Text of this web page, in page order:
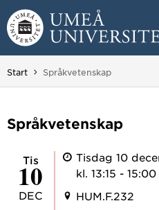
Hoppa direkt till innehållet
Huvudmenyn dold.
Start Du är här:
Språkvetenskap
Språkvetenskap
tis
10
DEC
Tisdag 10
kl. 13:15 - 15:00
HUM.F.232